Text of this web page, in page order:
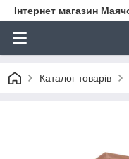
Інтернет магазин
Каталог товарів